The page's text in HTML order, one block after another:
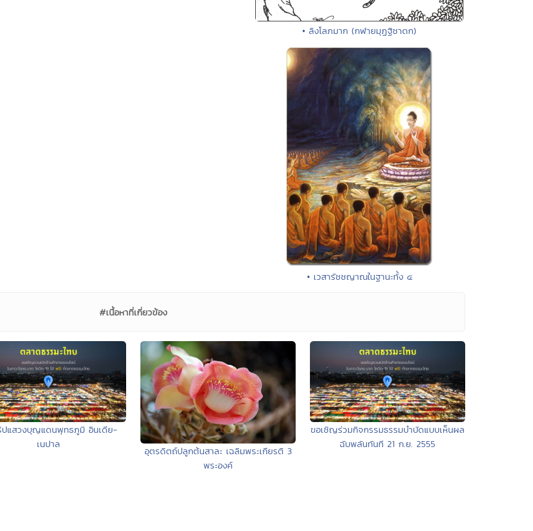
• ลิงโลภมาก (กฬายมุฏฐิชาดก)
• เวสารัชชญาณในฐานะทั้ง ๔
#เนื้อหาที่เกี่ยวข้อง
แสวงบุญแดนพุทธภูมิ อินเดีย-
เนปาล
อุตรดิตถ์ปลูกต้นสาละ เฉลิมพระเกียรติ 3
พระองค์
ขอเชิญร่วมกิจกรรมธรรมบำบัดแบบเห็นผล
ฉับพลันทันที 21 ก.ย. 2555